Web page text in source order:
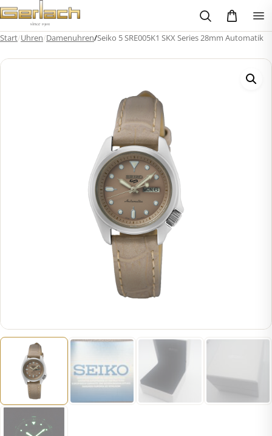
Zum
Inhalt
springen
Start/Uhren/Damenuhren/Seiko 5 SRE005K1 SKX Series 28mm Automatik